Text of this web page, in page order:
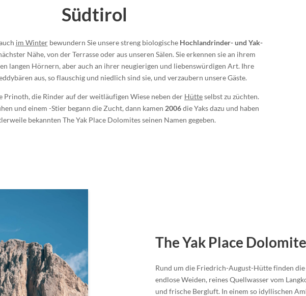
Südtirol
im Winterbewundern Sie unsere streng biologische Hochlandrinder- und Yak-
Nähe, von der Terrasse oder aus unseren Sälen. Sie erkennen sie an ihrem
langen Hörnern, aber auch an ihrer neugierigen und liebenswürdigen Art. Ihre
aus, so flauschig und niedlich sind sie, und verzaubern unsere Gäste.
Prinoth, die Rinder auf der weitläufigen Wiese neben der Hütteselbst zu züchten.
und einem -Stier begann die Zucht, dann kamen 2006die Yaks dazu und haben
bekannten The Yak Place Dolomites seinen Namen gegeben.
The Yak Place
Rund um die Friedrich-August-Hütte finden die
endlose Weiden, reines Quellwasser vom
und frische Bergluft. In einem so idyllischen